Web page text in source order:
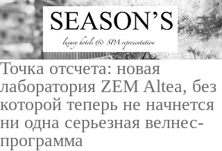
Точка отсчета: новая
лаборатория ZEM Altea, без
которой теперь не начнется
ни одна серьезная велнес-
программа